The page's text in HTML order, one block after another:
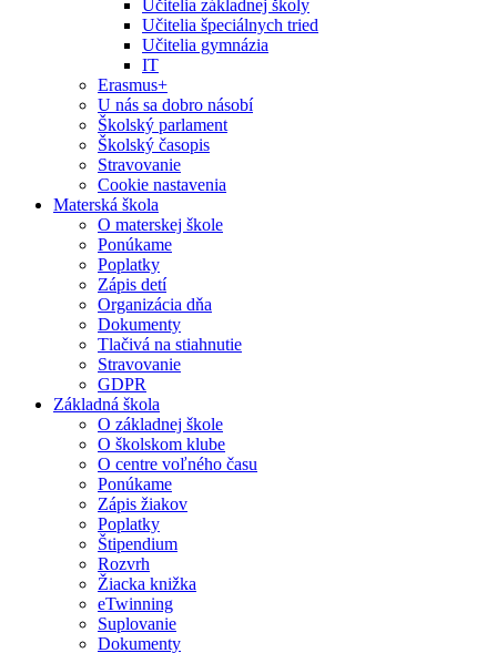
Učitelia základnej školy
Učitelia špeciálnych tried
Učitelia gymnázia
IT
Erasmus+
U nás sa dobro násobí
Školský parlament
Školský časopis
Stravovanie
Cookie nastavenia
Materská škola
O materskej škole
Ponúkame
Poplatky
Zápis detí
Organizácia dňa
Dokumenty
Tlačivá na stiahnutie
Stravovanie
GDPR
Základná škola
O základnej škole
O školskom klube
O centre voľného času
Ponúkame
Zápis žiakov
Poplatky
Štipendium
Rozvrh
Žiacka knižka
eTwinning
Suplovanie
Dokumenty